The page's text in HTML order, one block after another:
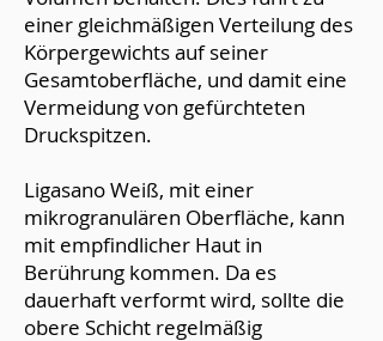
einer gleichmäßigen Verteilung des
Körpergewichts auf seiner
Gesamtoberfläche, und damit eine
Vermeidung von gefürchteten
Druckspitzen. ​
Ligasano Weiß, mit einer
mikrogranulären Oberfläche, kann
mit empfindlicher Haut in
Berührung kommen. Da es
dauerhaft verformt wird, sollte die
obere Schicht regelmäßig